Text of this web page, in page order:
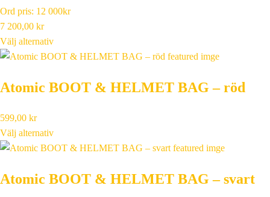
Ord pris: 12 000kr
7 200,00 kr
Välj alternativ
Atomic BOOT & HELMET BAG – röd
599,00 kr
Välj alternativ
Atomic BOOT & HELMET BAG – svart